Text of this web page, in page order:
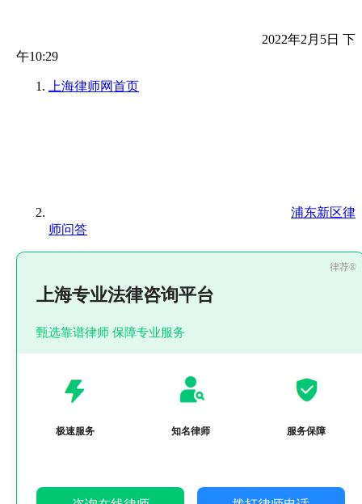
2022年2月5日 下
午10:29
上海律师网首页
浦东新区律
师问答
上海专业法律咨询平台
甄选靠谱律师 保障专业服务
极速服务 知名律师 服务保障